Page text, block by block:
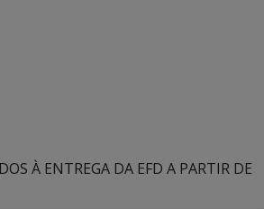
À ENTREGA DA EFD A PARTIR DE